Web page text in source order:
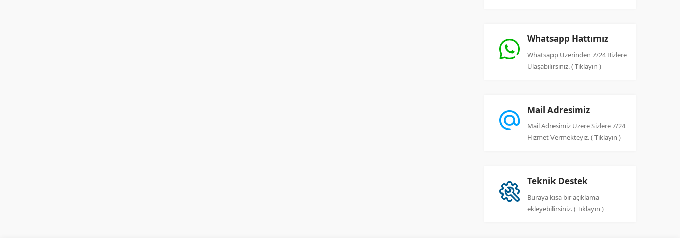
Whatsapp Hattımız
Whatsapp Üzerinden 7/24 Bizlere
Ulaşabilirsiniz. ( Tıklayın )
Mail Adresimiz
Mail Adresimiz Üzere Sizlere 7/24
Hizmet Vermekteyiz. ( Tıklayın )
Teknik Destek
Buraya kısa bir açıklama
ekleyebilirsiniz. ( Tıklayın )